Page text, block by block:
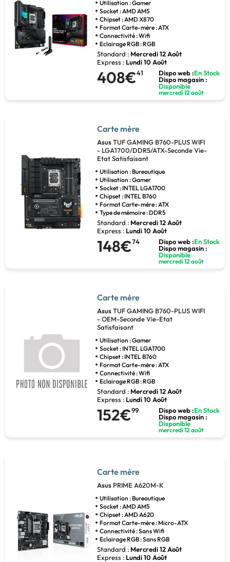
Utilisation : Gamer
Socket : AMD AM5
Chipset : AMD X870
Format Carte-mère : ATX
Connectivité : Wifi
Eclairage RGB : RGB
Standard : Mercredi 12 Août
Express : Lundi 10 Août
408€41 Dispo web :En Stock
Dispo magasin :
Disponible
mercredi 12 août
Carte mère
AsusTUF GAMING B760-PLUS WIFI
- LGA1700/DDR5/ATX-Seconde Vie-
Etat Satisfaisant
Utilisation : Bureautique
Utilisation : Gamer
Socket : INTEL LGA1700
Chipset : INTEL B760
Format Carte-mère : ATX
Type de mémoire : DDR5
Standard : Mercredi 12 Août
Express : Lundi 10 Août
148€74 Dispo web :En Stock
Dispo magasin :
Disponible
mercredi 12 août
Carte mère
AsusTUF GAMING B760-PLUS WIFI
- OEM-Seconde Vie-Etat
Satisfaisant
Utilisation : Gamer
Socket : INTEL LGA1700
Chipset : INTEL B760
Format Carte-mère : ATX
Connectivité : Wifi
Eclairage RGB : RGB
Standard : Mercredi 12 Août
Express : Lundi 10 Août
152€99 Dispo web :En Stock
Dispo magasin :
Disponible
mercredi 12 août
Carte mère
Asus PRIME A620M-K
Utilisation : Bureautique
Socket : AMD AM5
Chipset : AMD A620
Format Carte-mère : Micro-ATX
Connectivité : Sans Wifi
Eclairage RGB : Sans RGB
Standard : Mercredi 12 Août
Express : Lundi 10 Août